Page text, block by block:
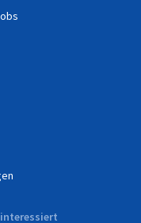
interessiert